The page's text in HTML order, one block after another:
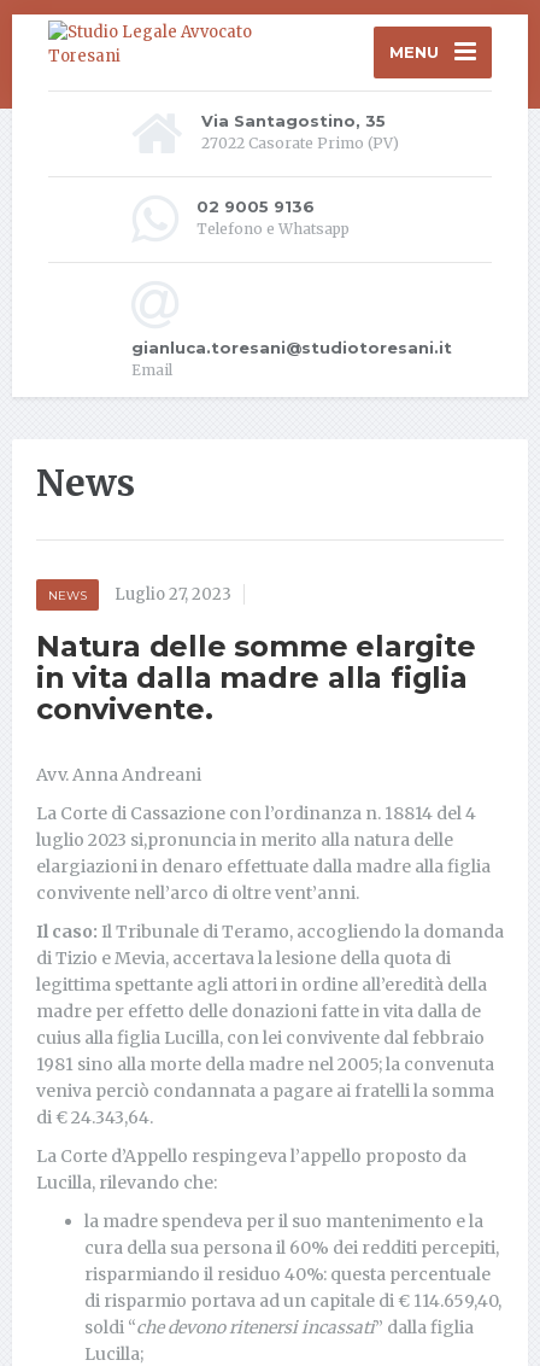
MENU
Via Santagostino, 35
27022 Casorate Primo (PV)
02 9005 9136
Telefono e Whatsapp
gianluca.toresani@studiotoresani.it
Email
News
NEWS Luglio 27, 2023
Natura delle somme elargite
in vita dalla madre alla figlia
convivente.
Avv. Anna Andreani
La Corte di Cassazione con l’ordinanza n. 18814 del 4
luglio 2023 si,pronuncia in merito alla natura delle
elargiazioni in denaro effettuate dalla madre alla figlia
convivente nell’arco di oltre vent’anni.
Il caso: Il Tribunale di Teramo, accogliendo la domanda
di Tizio e Mevia, accertava la lesione della quota di
legittima spettante agli attori in ordine all’eredità della
madre per effetto delle donazioni fatte in vita dalla de
cuius alla figlia Lucilla, con lei convivente dal febbraio
1981 sino alla morte della madre nel 2005; la convenuta
veniva perciò condannata a pagare ai fratelli la somma
di € 24.343,64.
La Corte d’Appello respingeva l’appello proposto da
Lucilla, rilevando che:
la madre spendeva per il suo mantenimento e la
cura della sua persona il 60% dei redditi percepiti,
risparmiando il residuo 40%: questa percentuale
di risparmio portava ad un capitale di € 114.659,40,
soldi “che devono ritenersi incassati” dalla figlia
Lucilla;